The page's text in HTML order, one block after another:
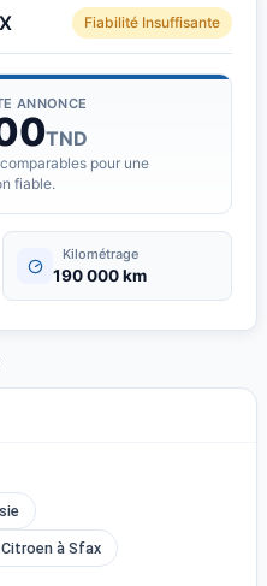
Fiabilité Insuffisante
ANNONCE
TND
pour une
fiable.
Kilométrage
190 000 km
Citroen à Sfax